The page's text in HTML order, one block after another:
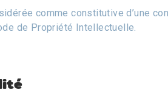
comme constitutive d’une
de Propriété Intellectuelle.